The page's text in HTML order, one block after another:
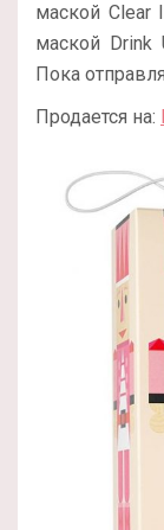
маской Clear
маской Drink
Пока
Продается на: